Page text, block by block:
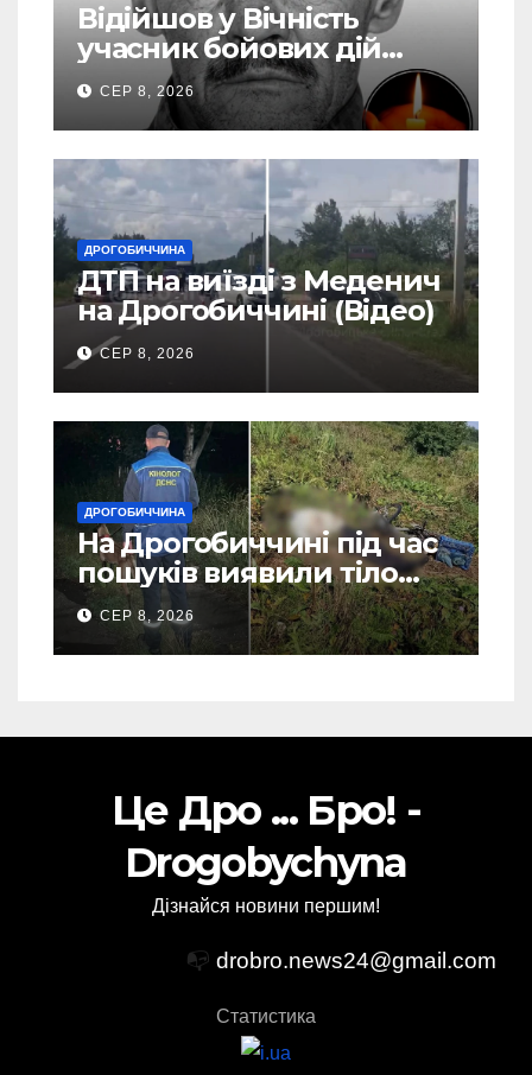
Відійшов у Вічність
учасник бойових дій
Василь Іваникович зі
Станилі
СЕР 8, 2026
ДРОГОБИЧЧИНА
ДТП на виїзді з Меденич
на Дрогобиччині (Відео)
СЕР 8, 2026
ДРОГОБИЧЧИНА
На Дрогобиччині під час
пошуків виявили тіло
зниклого чоловіка (Фото)
СЕР 8, 2026
Це Дро ... Бро! -
Drogobychyna
Дізнайся новини першим!
📭 drobro.news24@gmail.com
Статистика